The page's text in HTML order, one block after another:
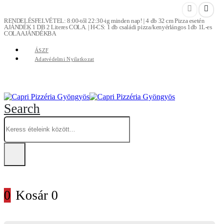
RENDELÉSFELVÉTEL: 8:00-től 22:30-ig minden nap! | 4 db 32 cm Pizza esetén
AJÁNDÉK 1 DB 2 Literes COLA. | H-CS: 1 db családi pizza/kenyérlángos 1db 1L-es
COLA AJÁNDÉKBA
ÁSZF
Adatvédelmi Nyilatkozat
Search
0 Kosár 0